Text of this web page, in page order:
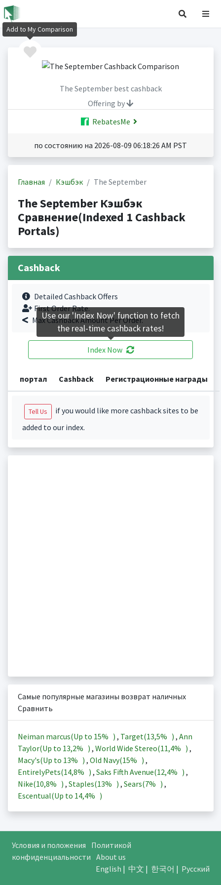
The September best cashback
Offering by
RebatesMe
по состоянию на 2026-08-09 06:18:26 AM PST
Главная Кэшбэк The September
The September Кэшбэк
Сравнение(Indexed 1 Cashback
Portals)
Cashback
Detailed Cashback Offers
First Order Rate.
Max Cashback Amount Per Order.
Index Now
портал Cashback Регистрационные награды
Tell Us
if you would like more cashback sites to be
added to our index.
Самые популярные магазины возврат наличных
Сравнить
Neiman marcus(Up to 15% ) , Target(13,5% ) , Ann
Taylor(Up to 13,2% ) , World Wide Stereo(11,4% ) ,
Macy's(Up to 13% ) , Old Navy(15% ) ,
EntirelyPets(14,8% ) , Saks Fifth Avenue(12,4% ) ,
Nike(10,8% ) , Staples(13% ) , Sears(7% ) ,
Escentual(Up to 14,4% )
Условия и положения
Политикой
конфиденциальности About us
English | 中文 | 한국어 | Русский
Add to My Comparison
Use our 'Index Now' function to fetch
the real-time cashback rates!